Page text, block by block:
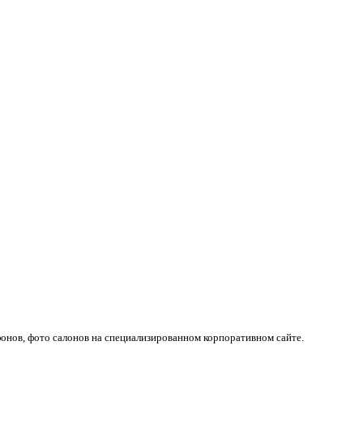
фото салонов на специализированном корпоративном сайте.